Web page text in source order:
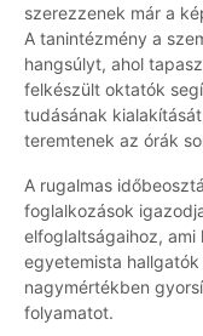
szerezzenek már a
A tanintézmény a
hangsúlyt, ahol
felkészült oktatók
tudásának
teremtenek az órák
A rugalmas
foglalkozások
elfoglaltságaihoz,
egyetemista
nagymértékben
folyamatot.